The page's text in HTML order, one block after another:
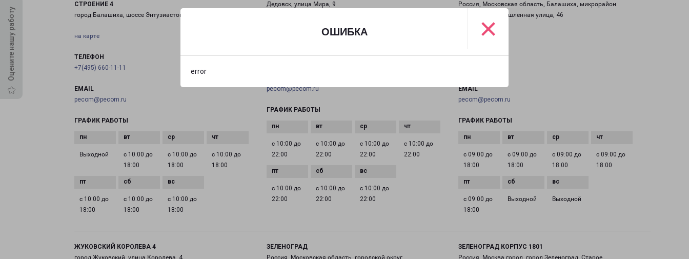
ОШИБКА
error
×
Оцените нашу работу
СТРОЕНИЕ 4
город Балашиха, шоссе Энтузиастов, 11 строение 4
на карте
ТЕЛЕФОН
+7(495) 660-11-11
EMAIL
pecom@pecom.ru
ГРАФИК РАБОТЫ
Выходной
с 10:00 до
18:00
с 10:00 до
18:00
с 10:00 до
18:00
с 10:00 до
18:00
с 10:00 до
18:00
с 10:00 до
18:00
Дедовск, улица Мира, 9
+7(495) 660-11-11
pecom@pecom.ru
ГРАФИК РАБОТЫ
с 10:00 до
22:00
с 10:00 до
22:00
с 10:00 до
22:00
с 10:00 до
22:00
с 10:00 до
22:00
с 10:00 до
22:00
с 10:00 до
22:00
Россия, Московская область, Балашиха, микрорайон
Саввино, Промышленная улица, 46
на карте
ТЕЛЕФОН
EMAIL
pecom@pecom.ru
ГРАФИК РАБОТЫ
с 09:00 до
18:00
с 09:00 до
18:00
с 09:00 до
18:00
с 09:00 до
18:00
с 09:00 до
18:00
Выходной Выходной
ЖУКОВСКИЙ КОРОЛЕВА 4
город Жуковский, улица Королева, 4
ЗЕЛЕНОГРАД
Россия, Московская область, городской округ
ЗЕЛЕНОГРАД КОРПУС 1801
Россия, Москва город, город Зеленоград, Старое